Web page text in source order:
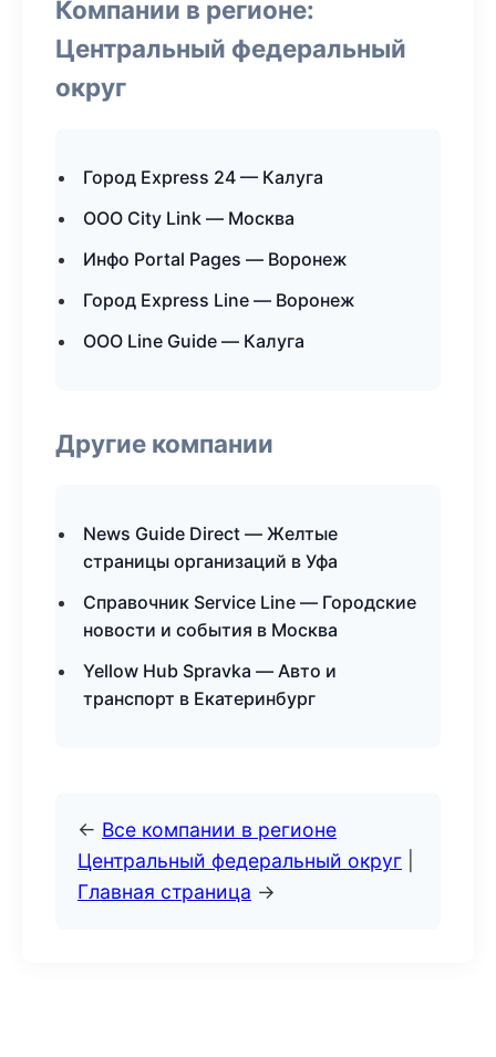
Компании в регионе:
Центральный федеральный
округ
Город Express 24 — Калуга
ООО City Link — Москва
Инфо Portal Pages — Воронеж
Город Express Line — Воронеж
ООО Line Guide — Калуга
Другие компании
News Guide Direct — Желтые
страницы организаций в Уфа
Справочник Service Line — Городские
новости и события в Москва
Yellow Hub Spravka — Авто и
транспорт в Екатеринбург
← Все компании в регионе
Центральный федеральный округ
Главная страница →